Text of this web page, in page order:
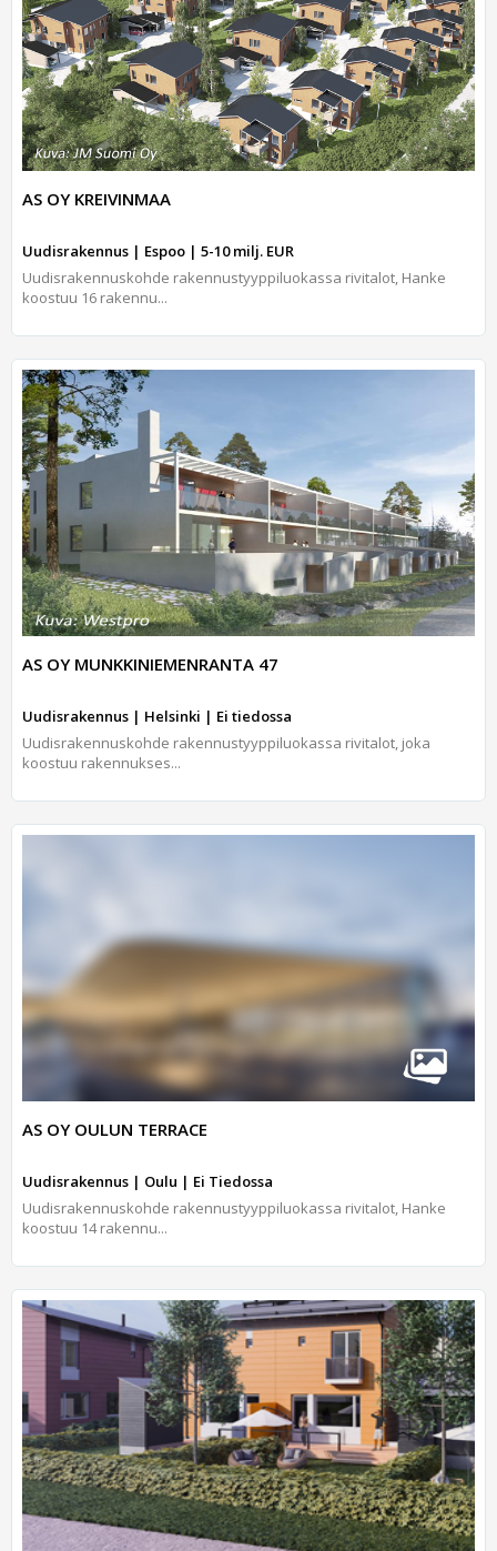
AS OY KREIVINMAA
Uudisrakennus | Espoo | 5-10 milj. EUR
Uudisrakennuskohde rakennustyyppiluokassa rivitalot, Hanke
koostuu 16 rakennu...
AS OY MUNKKINIEMENRANTA 47
Uudisrakennus | Helsinki | Ei tiedossa
Uudisrakennuskohde rakennustyyppiluokassa rivitalot, joka
koostuu rakennukses...
AS OY OULUN TERRACE
Uudisrakennus | Oulu | Ei Tiedossa
Uudisrakennuskohde rakennustyyppiluokassa rivitalot, Hanke
koostuu 14 rakennu...